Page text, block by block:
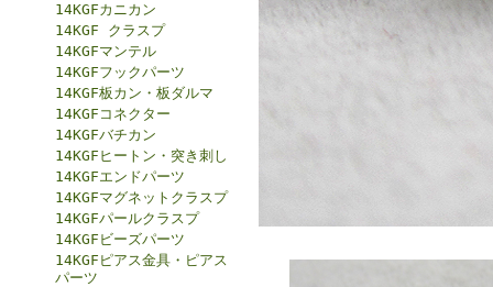
14KGFカニカン
14KGF クラスプ
14KGFマンテル
14KGFフックパーツ
14KGF板カン・板ダルマ
14KGFコネクター
14KGFバチカン
14KGFヒートン・突き刺し
14KGFエンドパーツ
14KGFマグネットクラスプ
14KGFパールクラスプ
14KGFビーズパーツ
14KGFピアス金具・ピアス
パーツ